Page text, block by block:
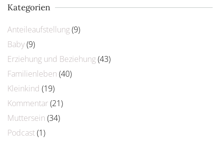
Kategorien
Anteileaufstellung(9)
Baby(9)
Erziehung und Beziehung(43)
Familienleben (40)
Kleinkind (19)
Kommentar(21)
Muttersein (34)
Podcast(1)